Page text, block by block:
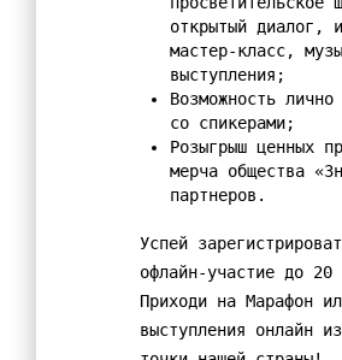
Профориентация
Разговоры о важном
Профилактика детского дорожно-
Профилактика негативных явлений
Школьное самоуправление
Первичное отделение РДДМ
Орлята России
открытый диалог,
мастер-класс,
выступления;
Возможность лично
со спикерами;
Розыгрыш ценных
мерча общества
партнеров.
Успей
офлайн-участие до 20
Приходи на Марафон
выступления онлайн